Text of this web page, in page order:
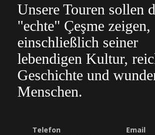
Unsere Touren sollen
"echte" Çeşme zeigen,
einschließlich seiner
lebendigen Kultur,
Geschichte und
Menschen.
Telefon
Email